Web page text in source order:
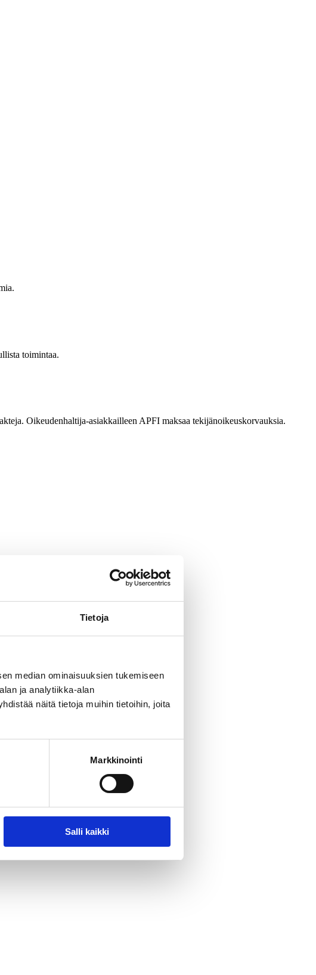
Tietoja
median ominaisuuksien tukemiseen
ja analytiikka-alan
näitä tietoja muihin tietoihin, joita
Markkinointi
Salli kaikki
toimintaa.
Oikeudenhaltija-asiakkailleen APFI maksaa tekijänoikeuskorvauksia.